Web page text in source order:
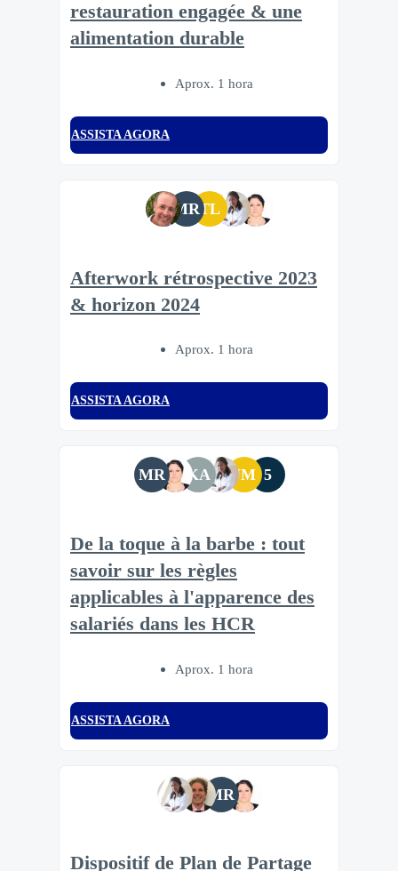
restauration engagée & une
alimentation durable
Aprox. 1 hora
ASSISTA AGORA
MR TL
Afterwork rétrospective 2023
& horizon 2024
Aprox. 1 hora
ASSISTA AGORA
MR KA JM 5
De la toque à la barbe : tout
savoir sur les règles
applicables à l'apparence des
salariés dans les HCR
Aprox. 1 hora
ASSISTA AGORA
MR
Dispositif de Plan de Partage